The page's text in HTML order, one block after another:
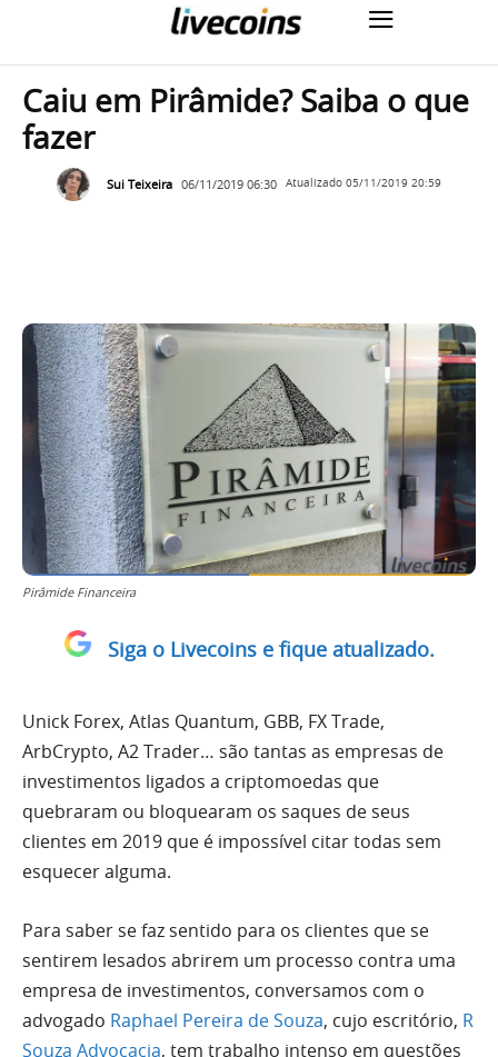
Caiu em Pirâmide? Saiba o que
fazer
Sui Teixeira 06/11/2019 06:30 Atualizado 05/11/2019 20:59
Pirâmide Financeira
Siga o Livecoins e fique atualizado.
Unick Forex, Atlas Quantum, GBB, FX Trade,
ArbCrypto, A2 Trader… são tantas as empresas de
investimentos ligados a criptomoedas que
quebraram ou bloquearam os saques de seus
clientes em 2019 que é impossível citar todas sem
esquecer alguma.
Para saber se faz sentido para os clientes que se
sentirem lesados abrirem um processo contra uma
empresa de investimentos, conversamos com o
advogado Raphael Pereira de Souza, cujo escritório, R
Souza Advocacia, tem trabalho intenso em questões